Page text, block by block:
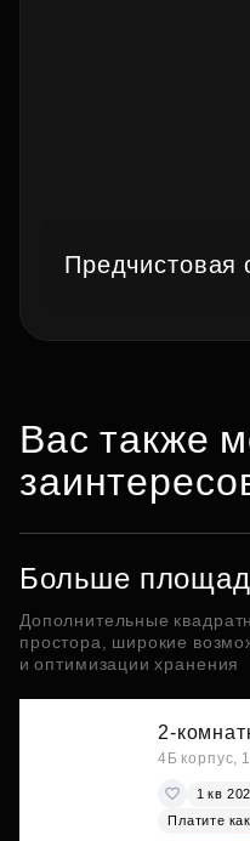
Предчистовая
Вас также
Больше
Дополнительные
простора, широкие
и оптимизации хранения
2-
4Б корпус,
1 кв
Платите